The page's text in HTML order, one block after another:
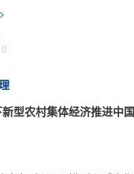
型农村集体经济推进中